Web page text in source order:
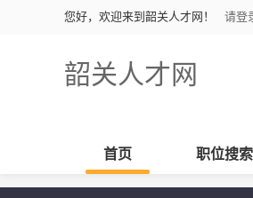
您好，欢迎来到韶关人才网！ 请登
韶关人才网
首页 职位搜索